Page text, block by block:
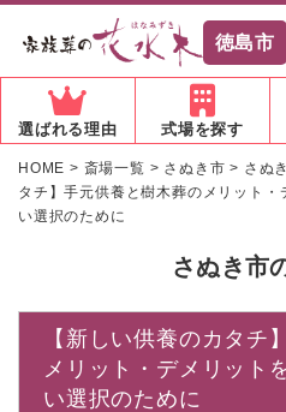
徳島市
選ばれる理由 式場を探す
HOME > 斎場一覧 > さぬき市 > さぬ
タチ】手元供養と樹木葬のメリット
い選択のために
さぬき市
【新しい供養のカタチ
メリット・デメリット
い選択のために